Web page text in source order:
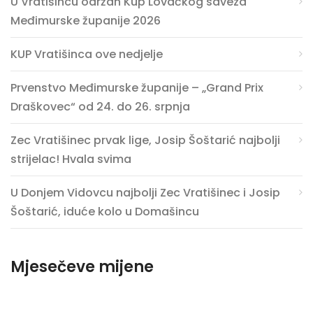
Međimurske županije 2026
KUP Vratišinca ove nedjelje
Prvenstvo Međimurske županije – „Grand Prix
Draškovec“ od 24. do 26. srpnja
Zec Vratišinec prvak lige, Josip Šoštarić najbolji
strijelac! Hvala svima
U Donjem Vidovcu najbolji Zec Vratišinec i Josip
Šoštarić, iduće kolo u Domašincu
Mjesečeve mijene